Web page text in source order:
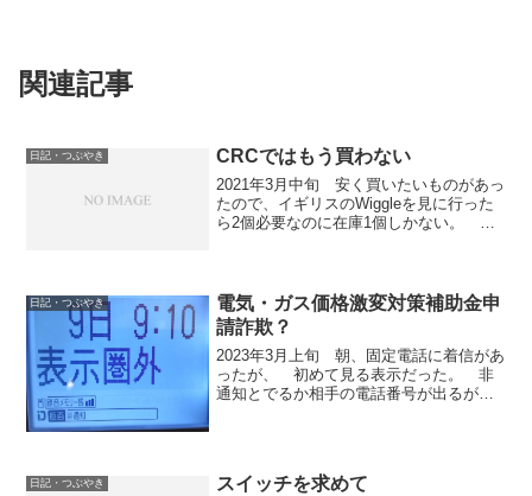
関連記事
日記・つぶやき CRCではもう買わない
2021年3月中旬 安く買いたいものがあっ
たので、イギリスのWiggleを見に行った
ら2個必要なのに在庫1個しかない。 ス
日記・つぶやき
電気・ガス価格激変対策補助金申
請詐欺？
2023年3月上旬 朝、固定電話に着信があ
ったが、 初めて見る表示だった。 非
通知とでるか相手の電話番号が出るが、
違いないでしょうか...
日記・つぶやき スイッチを求めて